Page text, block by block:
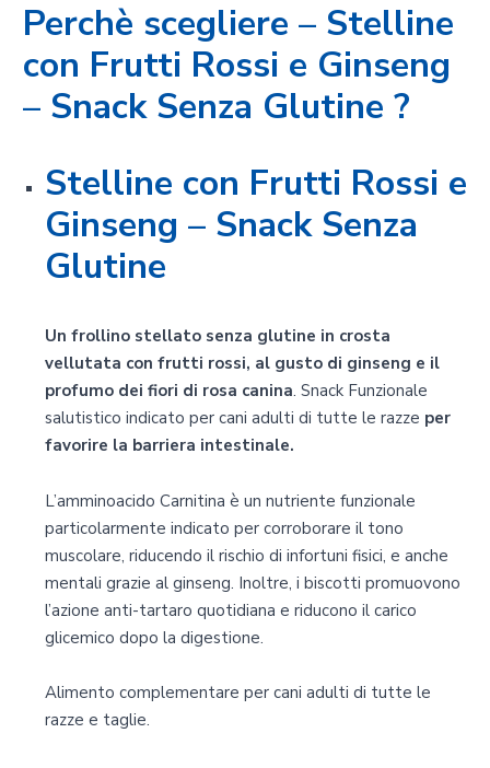
Perchè scegliere – Stelline
con Frutti Rossi e Ginseng
– Snack Senza Glutine ?
Stelline con Frutti Rossi e
Ginseng – Snack Senza
Glutine
Un frollino stellato senza glutine in crosta
vellutata con frutti rossi, al gusto di ginseng e il
profumo dei fiori di rosa canina. Snack Funzionale
salutistico indicato per cani adulti di tutte le razze per
favorire la barriera intestinale.
L’amminoacido Carnitina è un nutriente funzionale
particolarmente indicato per corroborare il tono
muscolare, riducendo il rischio di infortuni fisici, e anche
mentali grazie al ginseng. Inoltre, i biscotti promuovono
l’azione anti-tartaro quotidiana e riducono il carico
glicemico dopo la digestione.
Alimento complementare per cani adulti di tutte le
razze e taglie.